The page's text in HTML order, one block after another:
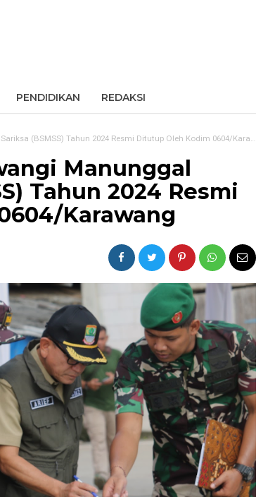
PENDIDIKAN REDAKSI
(BSMSS) Tahun 2024 Resmi Ditutup Oleh Kodim 0604/Karawang
Manunggal
Tahun 2024 Resmi
Karawang